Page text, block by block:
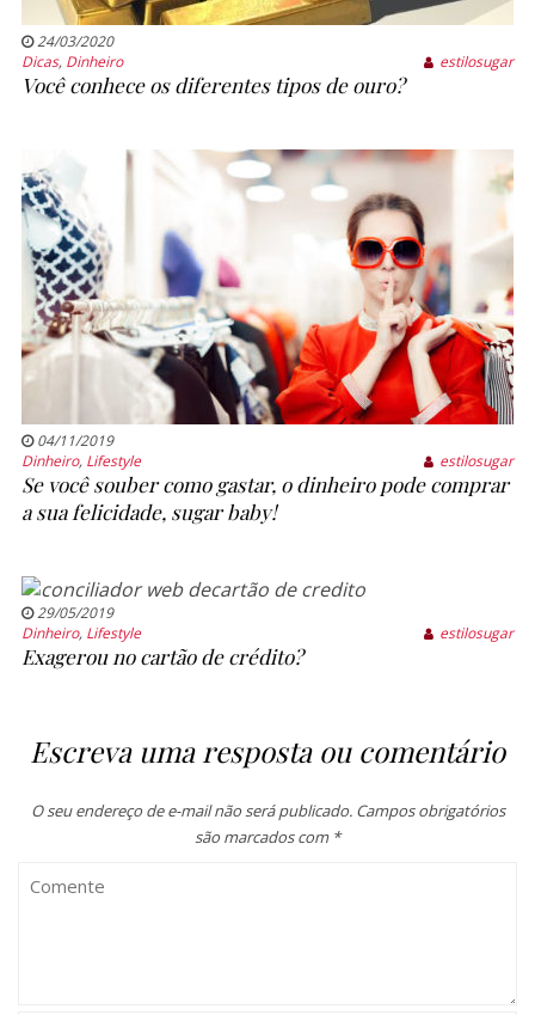
24/03/2020
Dicas, Dinheiro estilosugar
Você conhece os diferentes tipos de ouro?
04/11/2019
Dinheiro, Lifestyle estilosugar
Se você souber como gastar, o dinheiro pode comprar
a sua felicidade, sugar baby!
29/05/2019
Dinheiro, Lifestyle estilosugar
Exagerou no cartão de crédito?
Escreva uma resposta ou comentário
O seu endereço de e-mail não será publicado. Campos obrigatórios
são marcados com *